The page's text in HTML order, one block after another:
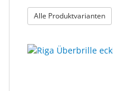
Alle Produktvarianten: